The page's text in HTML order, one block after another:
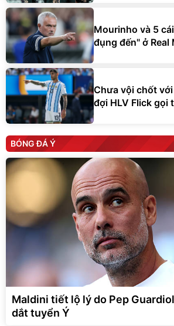
Mourinho và 5
đụng đến" ở Real
Chưa vội chốt
đợi HLV Flick gọi
BÓNG ĐÁ Ý
Maldini tiết lộ lý do Pep
dắt tuyển Ý